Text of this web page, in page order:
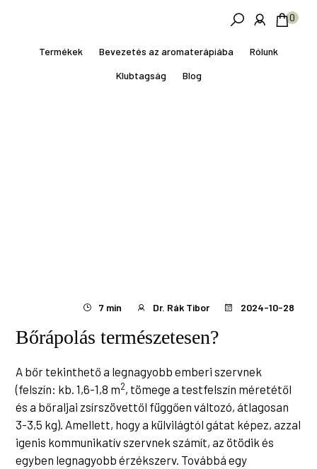
0
Termékek Bevezetés az aromaterápiába
Rólunk
Klubtagság
Blog
2024-10-28
Dr. Rák Tibor
7 min
Bőrápolás természetesen?
A bőr tekinthető a legnagyobb emberi szervnek
(felszín: kb. 1,6-1,8 m2, tömege a testfelszín méretétől
és a bőraljai zsírszövettől függően változó, átlagosan
3-3,5 kg). Amellett, hogy a külvilágtól gátat képez, azzal
igenis kommunikatív szervnek számít, az ötödik és
egyben legnagyobb érzékszerv. Továbbá egy